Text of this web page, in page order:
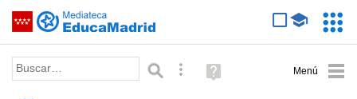
Saltar navegación
Palabra o frase: Búsqueda avanzada
Ayuda
(en